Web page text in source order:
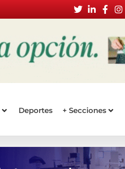
Deportes + Secciones